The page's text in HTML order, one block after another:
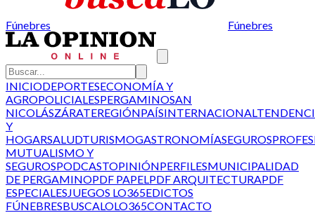
Fúnebres Fúnebres
INICIODEPORTESECONOMÍA Y
AGROPOLICIALESPERGAMINOSAN
NICOLÁSZÁRATEREGIÓNPAÍSINTERNACIONAL
Y
HOGARSALUDTURISMOGASTRONOMÍASEGUROS
MUTUALISMO Y
SEGUROSPODCASTOPINIÓNPERFILESMUNICIPALIDAD
DE PERGAMINOPDF PAPELPDF ARQUITECTURAPDF
ESPECIALESJUEGOS LO365EDICTOS
FÚNEBRESBUSCALOLO365CONTACTO